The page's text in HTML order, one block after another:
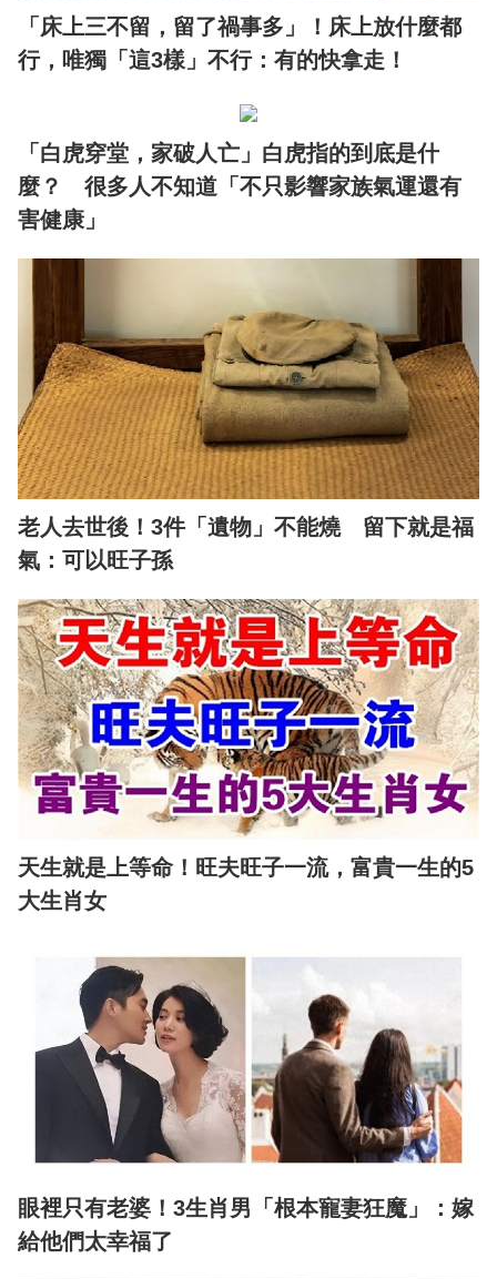
「床上三不留，留了禍事多」！床上放什麼都
行，唯獨「這3樣」不行：有的快拿走！
「白虎穿堂，家破人亡」白虎指的到底是什
麼？ 很多人不知道「不只影響家族氣運還有
害健康」
老人去世後！3件「遺物」不能燒 留下就是福
氣：可以旺子孫
天生就是上等命！旺夫旺子一流，富貴一生的5
大生肖女
眼裡只有老婆！3生肖男「根本寵妻狂魔」：嫁
給他們太幸福了